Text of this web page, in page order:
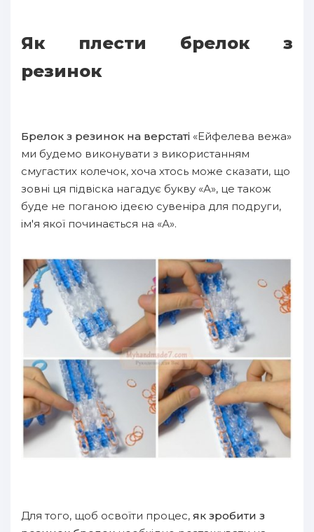
Як плести брелок з
резинок
Брелок з резинок на верстаті «Ейфелева вежа»
ми будемо виконувати з використанням
смугастих колечок, хоча хтось може сказати, що
зовні ця підвіска нагадує букву «А», це також
буде не поганою ідеєю сувеніра для подруги,
ім'я якої починається на «А».
Для того, щоб освоїти процес, як зробити з